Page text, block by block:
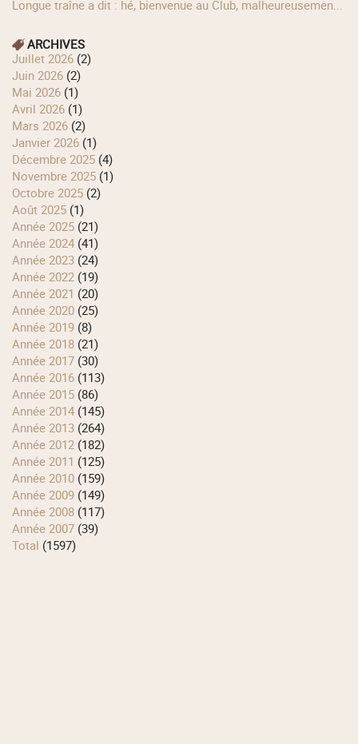
longue traîne a dit : hé, bienvenue au Club, malheureusemen...
ARCHIVES
juillet 2026 (2)
juin 2026 (2)
mai 2026 (1)
avril 2026 (1)
mars 2026 (2)
janvier 2026 (1)
décembre 2025 (4)
novembre 2025 (1)
octobre 2025 (2)
août 2025 (1)
année 2025 (21)
année 2024 (41)
année 2023 (24)
année 2022 (19)
année 2021 (20)
année 2020 (25)
année 2019 (8)
année 2018 (21)
année 2017 (30)
année 2016 (113)
année 2015 (86)
année 2014 (145)
année 2013 (264)
année 2012 (182)
année 2011 (125)
année 2010 (159)
année 2009 (149)
année 2008 (117)
année 2007 (39)
total (1597)